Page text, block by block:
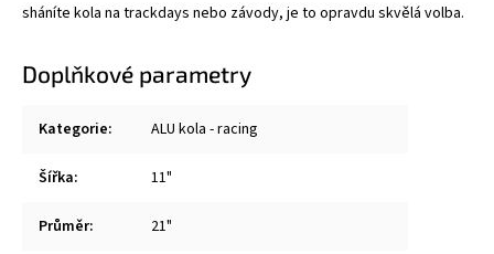
sháníte kola na trackdays nebo závody, je to opravdu skvělá volba.
Doplňkové parametry
Kategorie: ALU kola - racing
Šířka: 11"
Průměr: 21"